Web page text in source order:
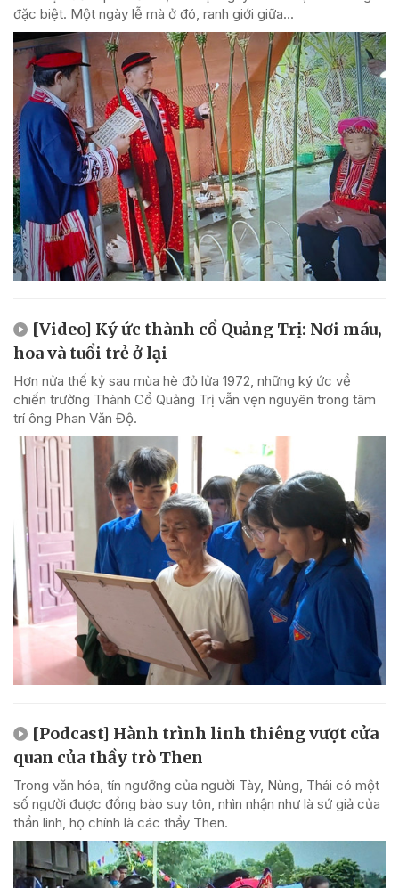
đặc biệt. Một ngày lễ mà ở đó, ranh giới giữa...
[Video] Ký ức thành cổ Quảng Trị: Nơi máu,
hoa và tuổi trẻ ở lại
Hơn nửa thế kỷ sau mùa hè đỏ lửa 1972, những ký ức về
chiến trường Thành Cổ Quảng Trị vẫn vẹn nguyên trong tâm
trí ông Phan Văn Độ.
[Podcast] Hành trình linh thiêng vượt cửa
quan của thầy trò Then
Trong văn hóa, tín ngưỡng của người Tày, Nùng, Thái có một
số người được đồng bào suy tôn, nhìn nhận như là sứ giả của
thần linh, họ chính là các thầy Then.